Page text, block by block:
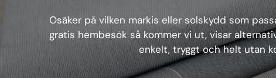
Osäker på vilken markis eller solskydd som
gratis hembesök så kommer vi ut, visar
enkelt, tryggt och helt utan